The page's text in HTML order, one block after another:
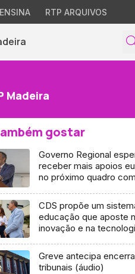
RTP ARQUIVOS
Madeira
gostar
Governo Regional
receber mais apoios
no próximo quadro
CDS propõe um
educação que aposte
inovação e na
Greve antecipa
tribunais (áudio)